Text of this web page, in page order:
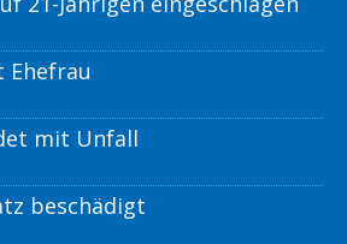
Ehefrau
mit Unfall
beschädigt